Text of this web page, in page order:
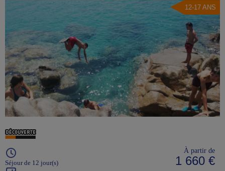
12-17 ANS
Séjour de 12 jour(s)
À partir de
1 660 €